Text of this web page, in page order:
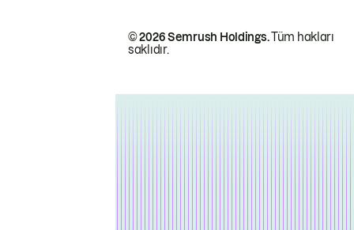
© 2026 Semrush Holdings.Tüm hakları
saklıdır.